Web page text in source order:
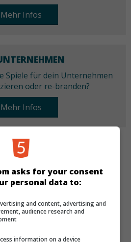
Mehr Infos
Spiele für dein Unternehmen
oder re-branden?
Mehr Infos
Match 3
asks for your consent
personal data to:
and content, advertising and
audience research and
information on a device